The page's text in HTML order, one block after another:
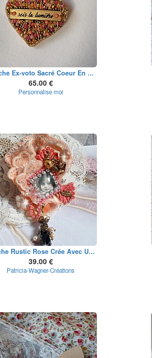
Ex-voto Sacré Coeur En ...
65.00 €
Personnalise moi
Rustic Rose Crée Avec U...
39.00 €
Patricia-Wagner-Créations